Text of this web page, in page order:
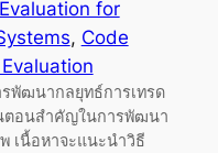
for
, Code
รพัฒนากลยุทธ์การเทรด
ตอนสำคัญในการพัฒนา
เนื้อหาจะแนะนำวิธี